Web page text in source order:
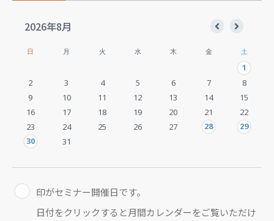
2026年8月
日 月 火 水 木 金 土
1
2
3 4 5 6 7
8
9
10 11 12 13 14
15
16
17 18 19 20 21
22
23
24 25 26 27 28
29
30
31
印がセミナー開催日です。
日付をクリックすると月間カレンダーをご覧いただけ